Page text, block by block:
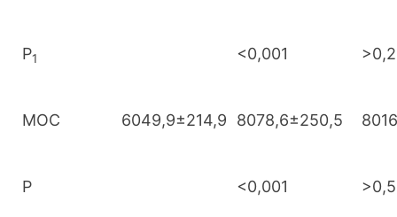
Р1 <0,001
МОС 6049,9±214,9 8078,6±250,5
Р <0,001 >0,5